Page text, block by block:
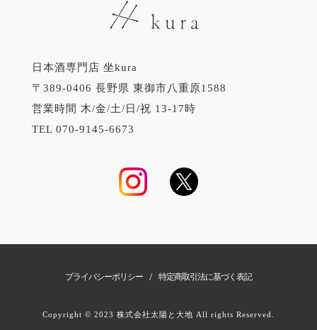
日本酒専門店 坐kura
〒389-0406 長野県 東御市八重原1588
営業時間 木/金/土/日/祝 13-17時
TEL 070-9145-6673
プライバシーポリシー / 特定商取引法に基づく表記
Copyright © 2023 株式会社太陽と大地 All rights Reserved.